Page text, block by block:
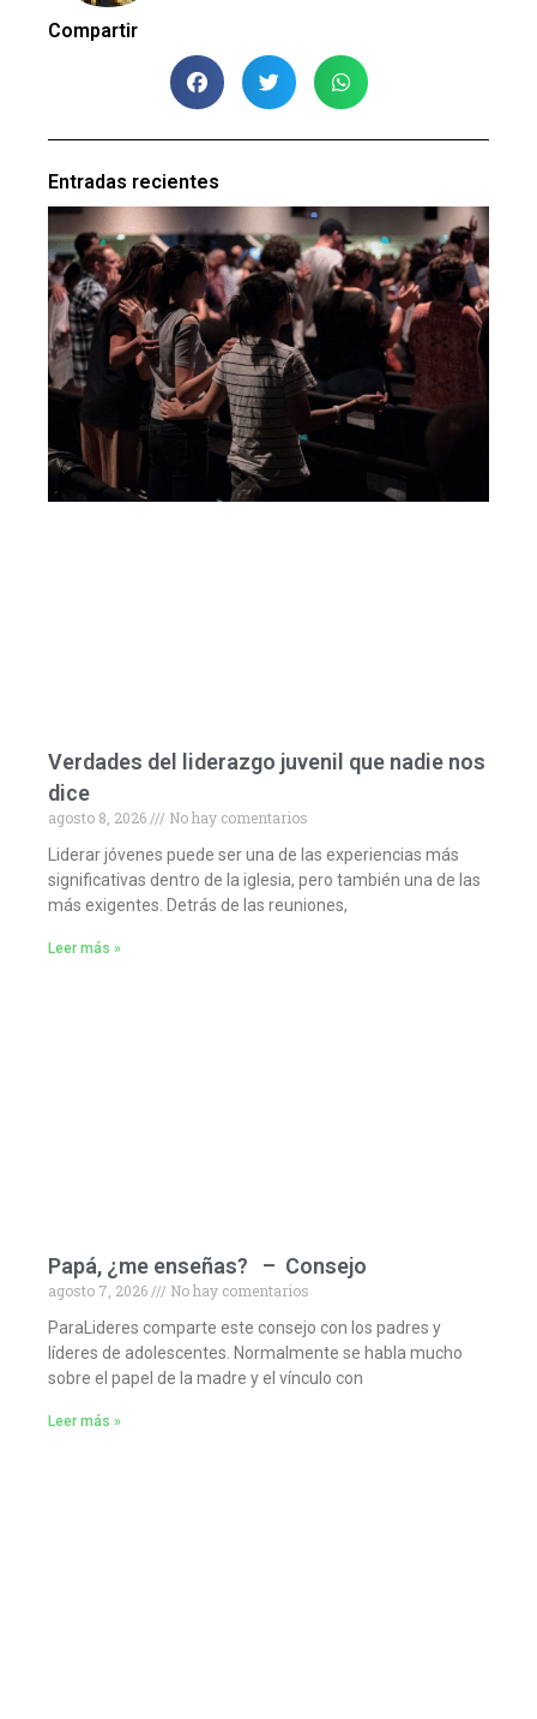
Compartir
Entradas recientes
Verdades del liderazgo juvenil que nadie nos
dice
agosto 8, 2026
No hay comentarios
Liderar jóvenes puede ser una de las experiencias más
significativas dentro de la iglesia, pero también una de las
más exigentes. Detrás de las reuniones,
Leer más »
Papá, ¿me enseñas? – Consejo
agosto 7, 2026
No hay comentarios
ParaLideres comparte este consejo con los padres y
líderes de adolescentes. Normalmente se habla mucho
sobre el papel de la madre y el vínculo con
Leer más »